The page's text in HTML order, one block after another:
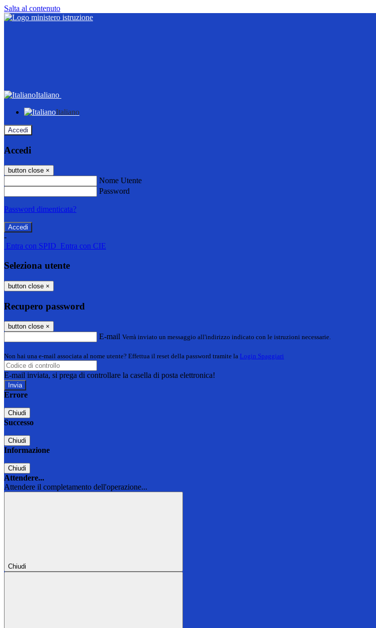
Salta al contenuto
Italiano
Italiano
Accedi
Accedi
button close ×
Nome Utente
Password
Password dimenticata?
-
Entra con SPID Entra con CIE
Seleziona utente
button close ×
Recupero password
button close ×
E-mail Verrà inviato un messaggio all'indirizzo indicato con le istruzioni necessarie.
Non hai una e-mail associata al nome utente? Effettua il reset della password tramite la Login Spaggiari
E-mail inviata, si prega di controllare la casella di posta elettronica!
Errore
Chiudi
Successo
Chiudi
Informazione
Chiudi
Attendere...
Attendere il completamento dell'operazione...
Chiudi